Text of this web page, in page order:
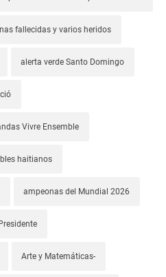
fallecidas y varios heridos
alerta verde Santo Domingo
Vivre Ensemble
haitianos
ampeonas del Mundial 2026
Arte y Matemáticas-